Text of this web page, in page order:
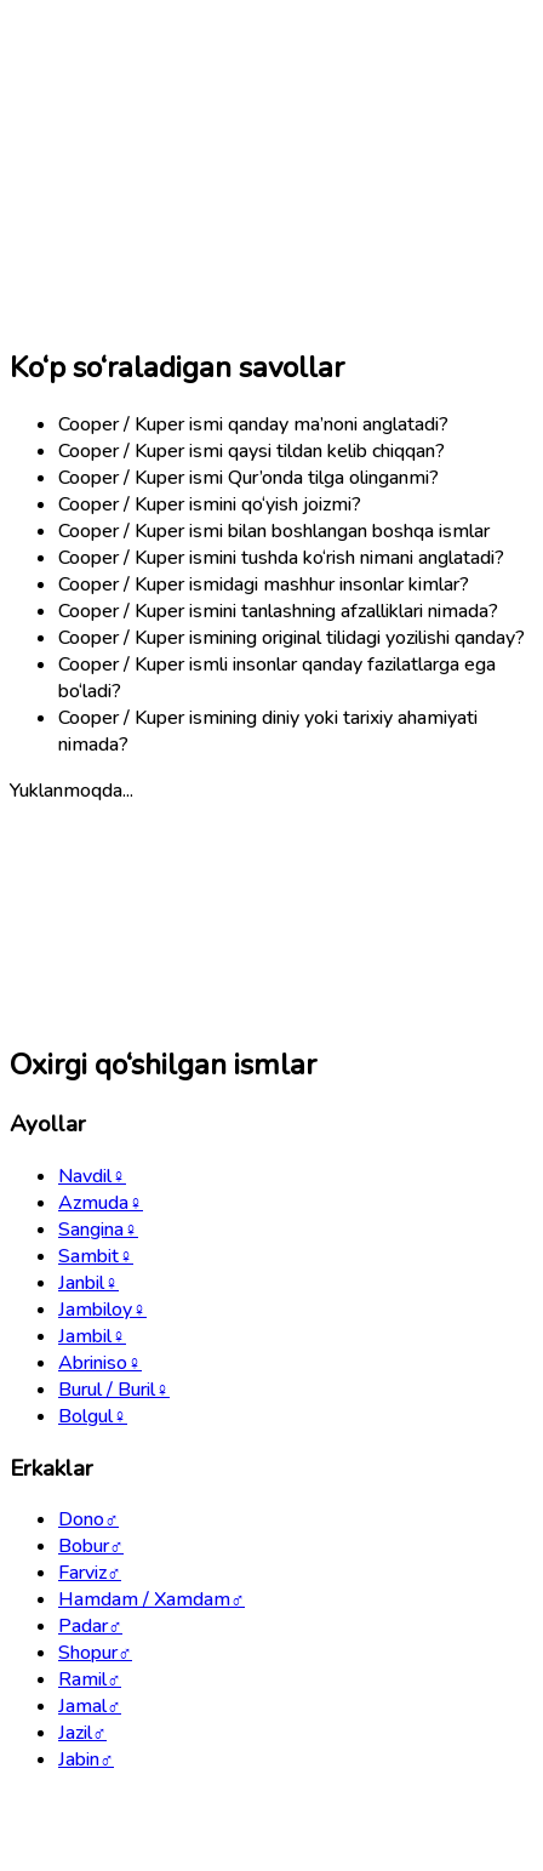
Ko‘p so‘raladigan savollar
Cooper / Kuper ismi qanday ma’noni anglatadi?
Cooper / Kuper ismi qaysi tildan kelib chiqqan?
Cooper / Kuper ismi Qur’onda tilga olinganmi?
Cooper / Kuper ismini qo‘yish joizmi?
Cooper / Kuper ismi bilan boshlangan boshqa ismlar
Cooper / Kuper ismini tushda ko‘rish nimani anglatadi?
Cooper / Kuper ismidagi mashhur insonlar kimlar?
Cooper / Kuper ismini tanlashning afzalliklari nimada?
Cooper / Kuper ismining original tilidagi yozilishi qanday?
Cooper / Kuper ismli insonlar qanday fazilatlarga ega
bo‘ladi?
Cooper / Kuper ismining diniy yoki tarixiy ahamiyati
nimada?
Yuklanmoqda...
Oxirgi qo‘shilgan ismlar
Ayollar
Navdil♀
Azmuda♀
Sangina♀
Sambit♀
Janbil♀
Jambiloy♀
Jambil♀
Abriniso♀
Burul / Buril♀
Bolgul♀
Erkaklar
Dono♂
Bobur♂
Farviz♂
Hamdam / Xamdam♂
Padar♂
Shopur♂
Ramil♂
Jamal♂
Jazil♂
Jabin♂